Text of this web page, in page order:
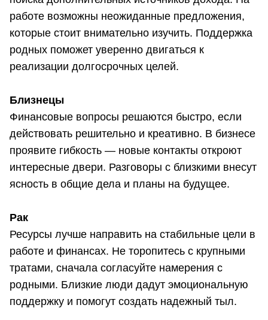
работе возможны неожиданные предложения,
которые стоит внимательно изучить. Поддержка
родных поможет уверенно двигаться к
реализации долгосрочных целей.
Близнецы
Финансовые вопросы решаются быстро, если
действовать решительно и креативно. В бизнесе
проявите гибкость — новые контакты откроют
интересные двери. Разговоры с близкими внесут
ясность в общие дела и планы на будущее.
Рак
Ресурсы лучше направить на стабильные цели в
работе и финансах. Не торопитесь с крупными
тратами, сначала согласуйте намерения с
родными. Близкие люди дадут эмоциональную
поддержку и помогут создать надежный тыл.